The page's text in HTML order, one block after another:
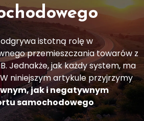
istotną rolę w
przemieszczania towarów z
Jednakże, jak każdy system, ma
niniejszym artykule przyjrzymy
jak i negatywnym
samochodowego